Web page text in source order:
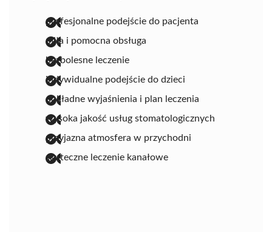
profesjonalne podejście do pacjenta
miła i pomocna obsługa
bezbolesne leczenie
indywidualne podejście do dzieci
dokładne wyjaśnienia i plan leczenia
wysoka jakość usług stomatologicznych
przyjazna atmosfera w przychodni
skuteczne leczenie kanałowe